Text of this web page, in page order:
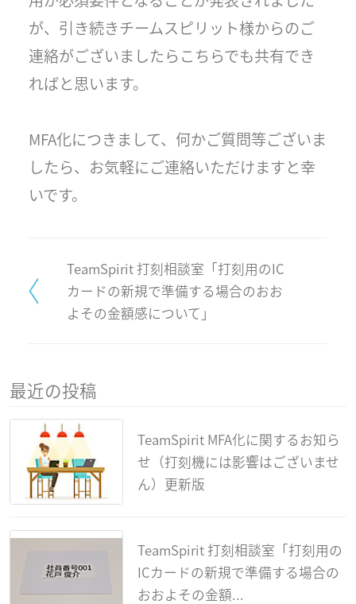
が、引き続きチームスピリット様からのご
連絡がございましたらこちらでも共有でき
ればと思います。
MFA化につきまして、何かご質問等ございま
したら、お気軽にご連絡いただけますと幸
いです。
TeamSpirit 打刻相談室「打刻用のIC
カードの新規で準備する場合のおお
よその金額感について」
最近の投稿
TeamSpirit MFA化に関するお知ら
せ（打刻機には影響はございませ
ん）更新版
TeamSpirit 打刻相談室「打刻用の
ICカードの新規で準備する場合の
おおよその金額...